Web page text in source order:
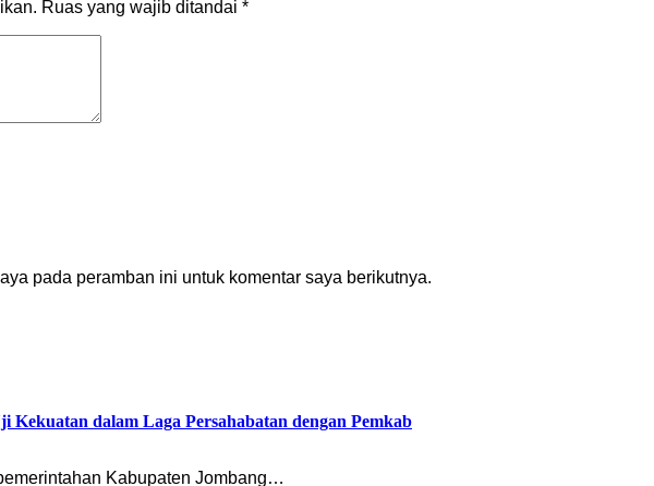
Ruas yang wajib ditandai *
pada peramban ini untuk komentar saya berikutnya.
dalam Laga Persahabatan dengan Pemkab
Kabupaten Jombang…